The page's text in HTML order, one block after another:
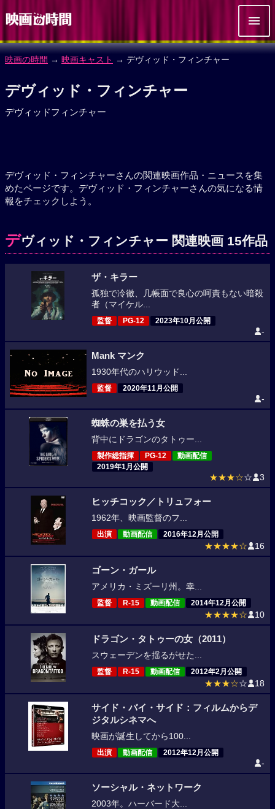
映画の時間 → 映画キャスト → デヴィッド・フィンチャー
デヴィッド・フィンチャー
デヴィッドフィンチャー
デヴィッド・フィンチャーさんの関連映画作品・ニュースを集
めたページです。デヴィッド・フィンチャーさんの気になる情
報をチェックしよう。
デヴィッド・フィンチャー 関連映画 15作品
ザ・キラー
孤独で冷徹、几帳面で良心の呵責もない暗殺
者（マイケル...
監督 PG-12 2023年10月公開
-
Mank マンク
1930年代のハリウッド...
監督 2020年11月公開
-
蜘蛛の巣を払う女
背中にドラゴンのタトゥー...
製作総指揮 PG-12
動画配信
2019年1月公開
★★★☆☆ 3
ヒッチコック／トリュフォー
1962年、映画監督のフ...
出演 動画配信 2016年12月公開
★★★★☆ 16
ゴーン・ガール
アメリカ・ミズーリ州。幸...
監督 R-15 動画配信 2014年12月公開
★★★★☆ 10
ドラゴン・タトゥーの女（2011）
スウェーデンを揺るがせた...
監督 R-15 動画配信 2012年2月公開
★★★☆☆ 18
サイド・バイ・サイド：フィルムからデ
ジタルシネマへ
映画が誕生してから100...
出演 動画配信 2012年12月公開
-
ソーシャル・ネットワーク
2003年。ハーバード大...